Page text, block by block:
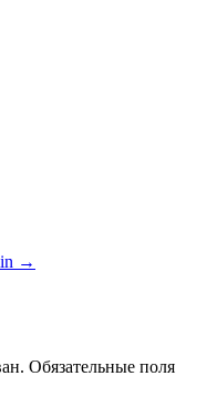
→
Обязательные поля